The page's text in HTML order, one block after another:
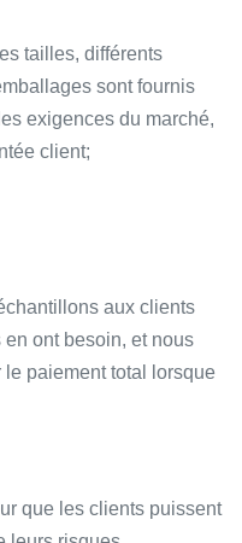
tailles, différents
sont fournis
exigences du marché,
client;
aux clients
ont besoin, et nous
le paiement total lorsque
que les clients puissent